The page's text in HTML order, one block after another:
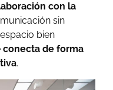
con la
sin
bien
conecta de forma
.